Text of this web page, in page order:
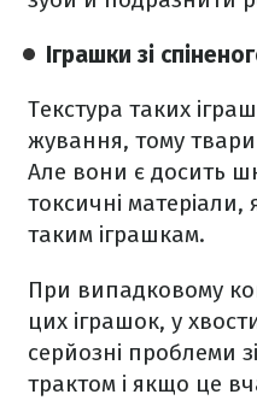
Іграшки зі
Текстура таких
жування, тому
Але вони є досить
токсичні матеріали,
таким іграшкам.
При випадковому
цих іграшок, у
серйозні проблеми
трактом і якщо це